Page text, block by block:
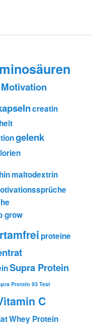
creatin
gelenk
maltodextrin
grow
proteine
Supra Protein
Protein 93 Test
C
Whey Protein